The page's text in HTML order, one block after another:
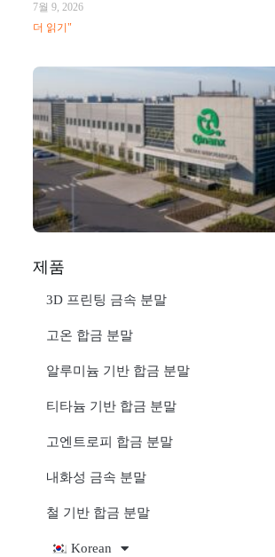
7월 9, 2026
더 읽기"
제품
3D 프린팅 금속 분말
고온 합금 분말
알루미늄 기반 합금 분말
티타늄 기반 합금 분말
고엔트로피 합금 분말
내화성 금속 분말
철 기반 합금 분말
Korean